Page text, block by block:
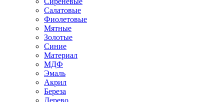
Салатовые
Фиолетовые
Мятные
Золотые
Синие
Материал
МДФ
Эмаль
Акрил
Береза
Дерево